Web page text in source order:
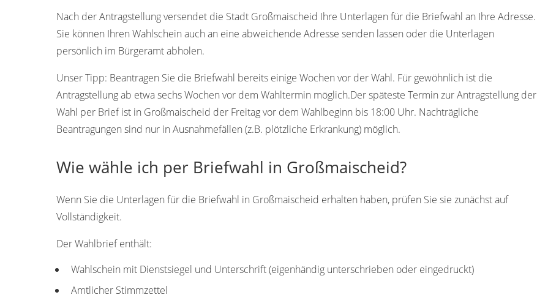
Nach der Antragstellung versendet die Stadt Großmaischeid Ihre Unterlagen für die Briefwahl an Ihre Adresse.
Sie können Ihren Wahlschein auch an eine abweichende Adresse senden lassen oder die Unterlagen
persönlich im Bürgeramt abholen.
Unser Tipp: Beantragen Sie die Briefwahl bereits einige Wochen vor der Wahl. Für gewöhnlich ist die
Antragstellung ab etwa sechs Wochen vor dem Wahltermin möglich.Der späteste Termin zur Antragstellung der
Wahl per Brief ist in Großmaischeid der Freitag vor dem Wahlbeginn bis 18:00 Uhr. Nachträgliche
Beantragungen sind nur in Ausnahmefällen (z.B. plötzliche Erkrankung) möglich.
Wie wähle ich per Briefwahl in Großmaischeid?
Wenn Sie die Unterlagen für die Briefwahl in Großmaischeid erhalten haben, prüfen Sie sie zunächst auf
Vollständigkeit.
Der Wahlbrief enthält:
Wahlschein mit Dienstsiegel und Unterschrift (eigenhändig unterschrieben oder eingedruckt)
Amtlicher Stimmzettel